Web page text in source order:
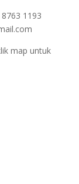
1193
map untuk